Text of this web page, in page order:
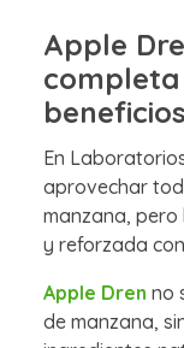
Apple
beneficios
En
aprovechar
manzana,
y reforzada
Apple Dren no
de manzana,